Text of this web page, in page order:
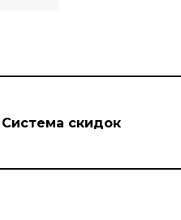
Система скидок